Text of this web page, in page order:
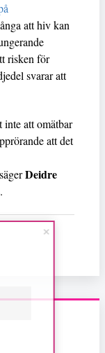
att hiv kan
risken för
svarar att
inte att omätbar
att det
Deidre